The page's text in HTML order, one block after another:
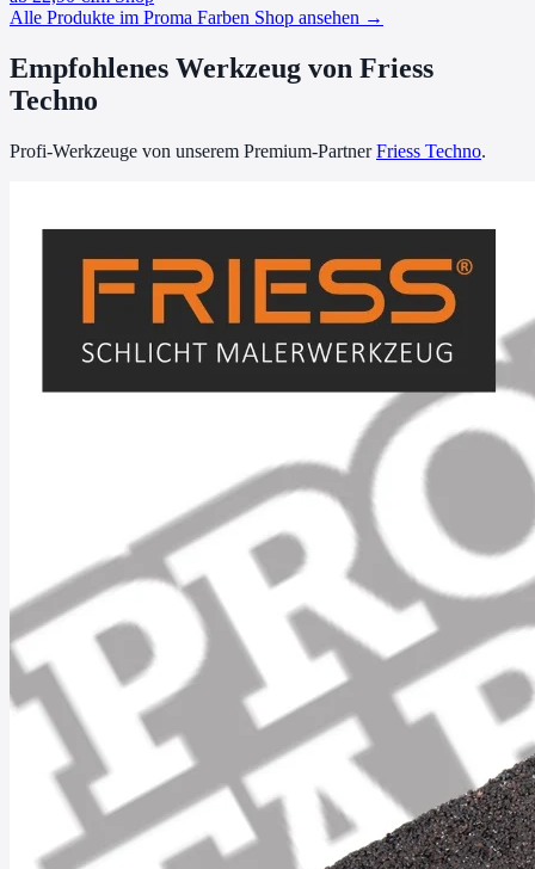
Alle Produkte im Proma Farben Shop ansehen →
Empfohlenes Werkzeug von Friess
Techno
Profi-Werkzeuge von unserem Premium-Partner Friess Techno.